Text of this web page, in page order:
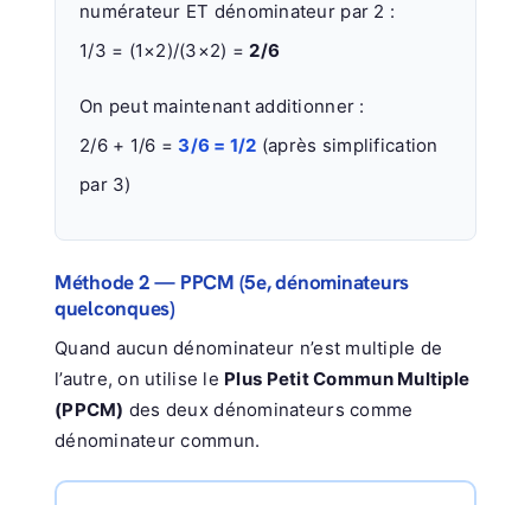
numérateur ET dénominateur par 2 :
1/3 = (1×2)/(3×2) = 2/6
On peut maintenant additionner :
2/6 + 1/6 = 3/6 = 1/2 (après simplification
par 3)
Méthode 2 — PPCM (5e, dénominateurs
quelconques)
Quand aucun dénominateur n’est multiple de
l’autre, on utilise le Plus Petit Commun Multiple
(PPCM) des deux dénominateurs comme
dénominateur commun.